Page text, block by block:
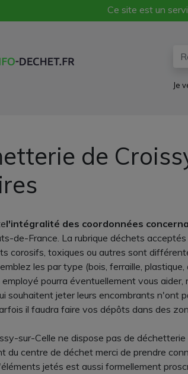
Ce site est un
Je
de
l'intégralité des coordonnées
de-France. La rubrique déchets
corosifs, toxiques ou autres sont
les par type (bois, ferraille,
employé pourra éventuellement vous
souhaitent jeter leurs encombrants n'ont
il faudra faire vos dépôts dans des
sur-Celle ne dispose pas de
du centre de déchet merci de prendre
jetés est aussi formellement